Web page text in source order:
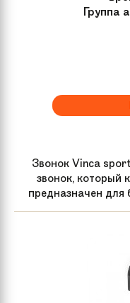
Группа
Звонок Vinca
звонок, который
предназначен для